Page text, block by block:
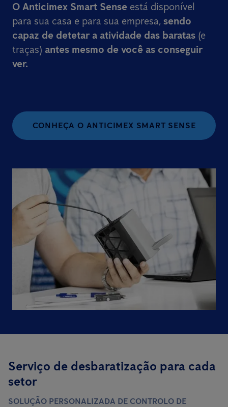
O Anticimex Smart Sense está disponível
para sua casa e para sua empresa, sendo
capaz de detetar a atividade das baratas (e
traças) antes mesmo de você as conseguir
ver.
CONHEÇA O ANTICIMEX SMART SENSE
Serviço de desbaratização para cada
setor
SOLUÇÃO PERSONALIZADA DE CONTROLO DE